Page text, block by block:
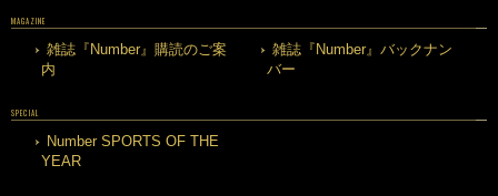
MAGAZINE
雑誌『Number』購読のご案
内
雑誌『Number』バックナン
バー
SPECIAL
Number SPORTS OF THE
YEAR